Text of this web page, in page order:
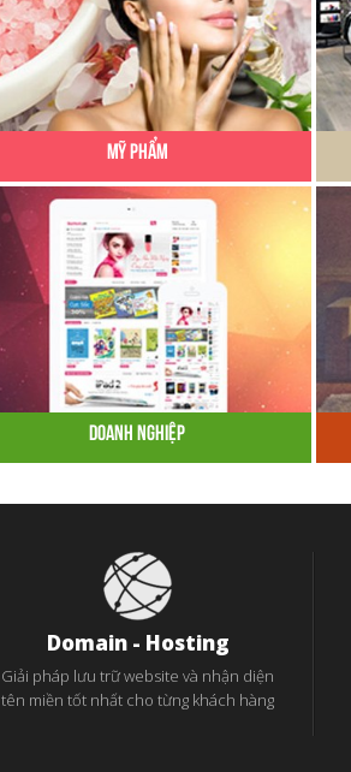
Mỹ Phẩm
Doanh Nghiệp
Domain - Hosting
Giải pháp lưu trữ website và nhận diện
tên miền tốt nhất cho từng khách hàng